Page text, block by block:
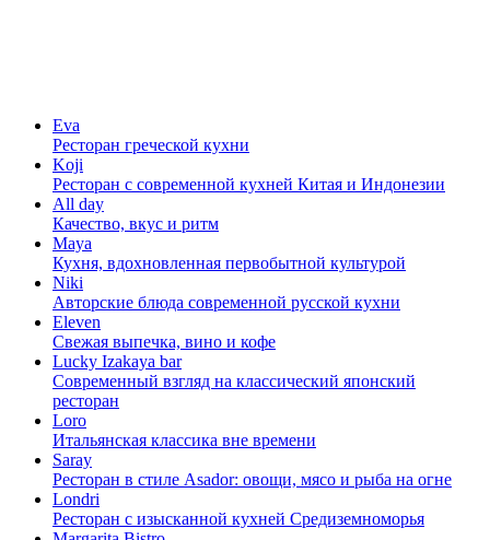
Eva
Ресторан греческой кухни
Koji
Ресторан с cовременной кухней Китая и Индонезии
All day
Качество, вкус и ритм
Maya
Кухня, вдохновленная первобытной культурой
Niki
Авторские блюда современной русской кухни
Eleven
Свежая выпечка, вино и кофе
Lucky Izakaya bar
Современный взгляд на классический японский
ресторан
Loro
Итальянская классика вне времени
Saray
Ресторан в стиле Asador: овощи, мясо и рыба на огне
Londri
Ресторан с изысканной кухней Средиземноморья